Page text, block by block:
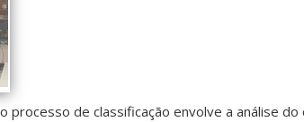
processo de classificação envolve a análise do